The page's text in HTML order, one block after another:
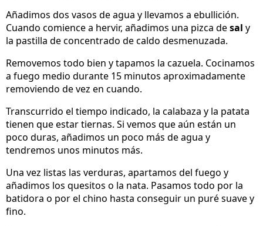
Añadimos dos vasos de agua y llevamos a ebullición.
Cuando comience a hervir, añadimos una pizca desal y
la pastilla de concentrado de caldo desmenuzada.
Removemos todo bien y tapamos la cazuela. Cocinamos
a fuego medio durante 15 minutos aproximadamente
removiendo de vez en cuando.
Transcurrido el tiempo indicado, la calabaza y la patata
tienen que estar tiernas. Si vemos que aún están un
poco duras, añadimos un poco más de agua y
tendremos unos minutos más.
Una vez listas las verduras, apartamos del fuego y
añadimos los quesitos o la nata. Pasamos todo por la
batidora o por el chino hasta conseguir un puré suave y
fino.